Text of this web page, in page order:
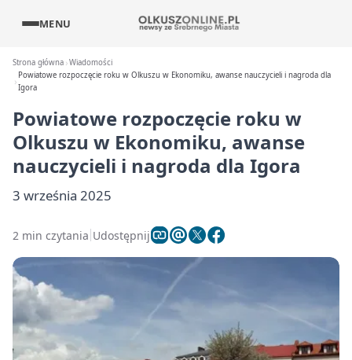
MENU
Strona główna Wiadomości
Powiatowe rozpoczęcie roku w Olkuszu w Ekonomiku, awanse nauczycieli i nagroda dla
Igora
Powiatowe rozpoczęcie roku w
Olkuszu w Ekonomiku, awanse
nauczycieli i nagroda dla Igora
3 września 2025
2 min czytania Udostępnij